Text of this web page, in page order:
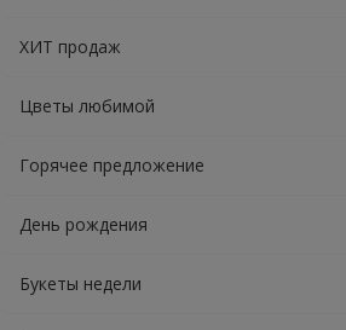
ХИТ продаж
Цветы любимой
Горячее предложение
День рождения
Букеты недели